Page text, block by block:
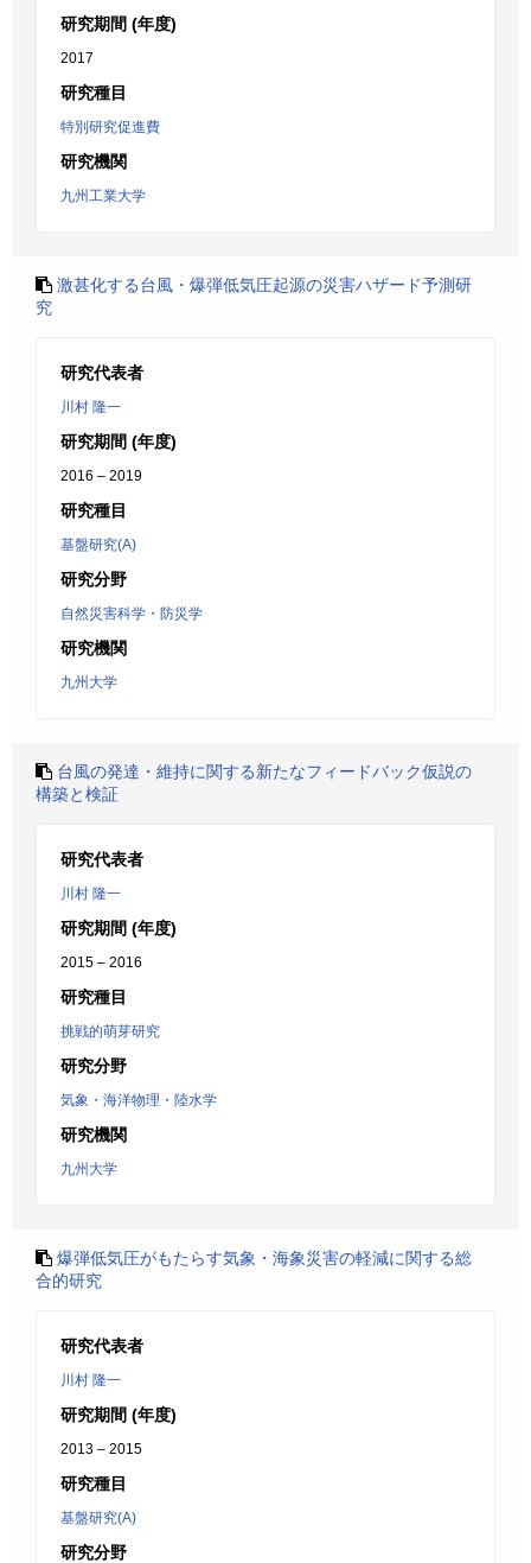
研究期間 (年度)
2017
研究種目
特別研究促進費
研究機関
九州工業大学
激甚化する台風・爆弾低気圧起源の災害ハザード予測研
究
研究代表者
川村 隆一
研究期間 (年度)
2016 – 2019
研究種目
基盤研究(A)
研究分野
自然災害科学・防災学
研究機関
九州大学
台風の発達・維持に関する新たなフィードバック仮説の
構築と検証
研究代表者
川村 隆一
研究期間 (年度)
2015 – 2016
研究種目
挑戦的萌芽研究
研究分野
気象・海洋物理・陸水学
研究機関
九州大学
爆弾低気圧がもたらす気象・海象災害の軽減に関する総
合的研究
研究代表者
川村 隆一
研究期間 (年度)
2013 – 2015
研究種目
基盤研究(A)
研究分野